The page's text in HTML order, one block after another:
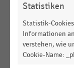
Statistiken
Statistik-
Informationen
verstehen, wie
Cookie-Name: